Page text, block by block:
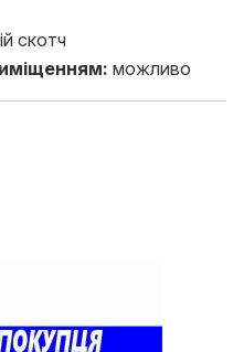
скотч
можливо